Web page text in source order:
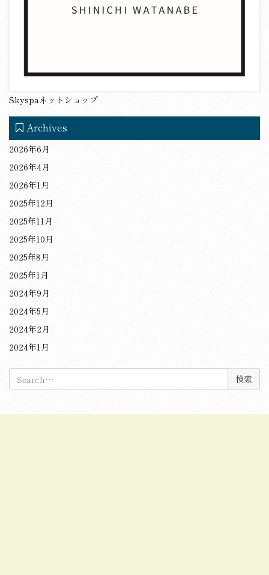
Skyspaネットショップ
Archives
2026年6月
2026年4月
2026年1月
2025年12月
2025年11月
2025年10月
2025年8月
2025年1月
2024年9月
2024年5月
2024年2月
2024年1月
索: